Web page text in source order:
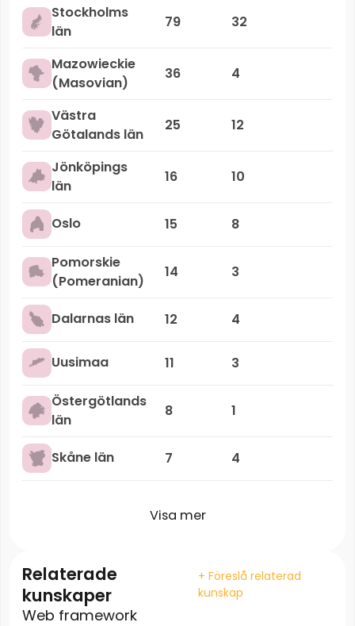
Stockholms
län
79 32
Mazowieckie
(Masovian)
36 4
Västra
Götalands län
25 12
Jönköpings
län
16 10
Oslo 15 8
Pomorskie
(Pomeranian)
14 3
Dalarnas län 12 4
Uusimaa 11 3
Östergötlands
län
8 1
Skåne län 7 4
Visa mer
Relaterade
kunskaper
+ Föreslå relaterad
kunskap
Web framework